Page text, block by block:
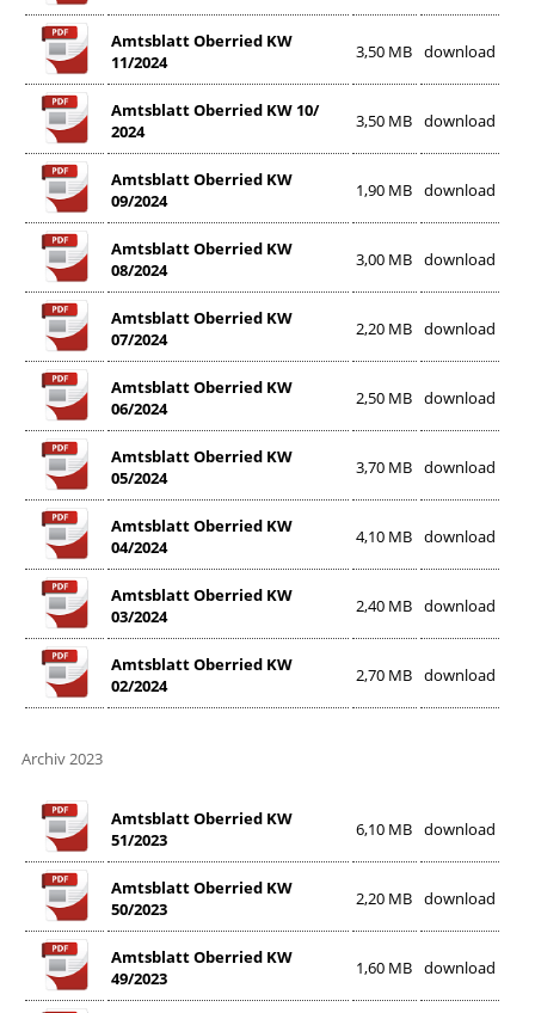
Amtsblatt Oberried KW
11/2024
3,50 MB download
Amtsblatt Oberried KW 10/
2024
3,50 MB download
Amtsblatt Oberried KW
09/2024
1,90 MB download
Amtsblatt Oberried KW
08/2024
3,00 MB download
Amtsblatt Oberried KW
07/2024
2,20 MB download
Amtsblatt Oberried KW
06/2024
2,50 MB download
Amtsblatt Oberried KW
05/2024
3,70 MB download
Amtsblatt Oberried KW
04/2024
4,10 MB download
Amtsblatt Oberried KW
03/2024
2,40 MB download
Amtsblatt Oberried KW
02/2024
2,70 MB download
Archiv 2023
Amtsblatt Oberried KW
51/2023
6,10 MB download
Amtsblatt Oberried KW
50/2023
2,20 MB download
Amtsblatt Oberried KW
49/2023
1,60 MB download